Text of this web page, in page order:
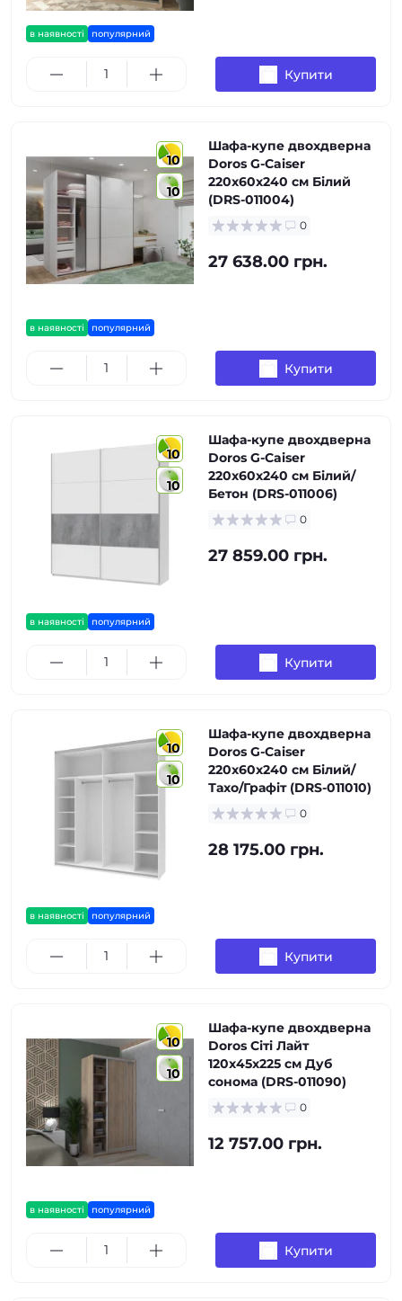
в наявності популярний
Купити
10
10
в наявності популярний
Шафа-купе двохдверна
Doros G-Caiser
220х60х240 см Білий
(DRS-011004)
0
27 638.00 грн.
Купити
10
10
в наявності популярний
Шафа-купе двохдверна
Doros G-Caiser
220х60х240 см Білий/
Бетон (DRS-011006)
0
27 859.00 грн.
Купити
10
10
в наявності популярний
Шафа-купе двохдверна
Doros G-Caiser
220х60х240 см Білий/
Тахо/Графіт (DRS-011010)
0
28 175.00 грн.
Купити
10
10
в наявності популярний
Шафа-купе двохдверна
Doros Сіті Лайт
120х45х225 см Дуб
сонома (DRS-011090)
0
12 757.00 грн.
Купити